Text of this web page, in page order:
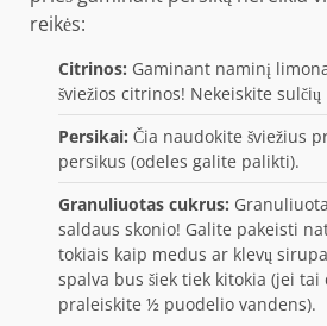
reikės:
Citrinos: Gaminant naminį
šviežios citrinos! Nekeiskite
Persikai: Čia naudokite šviežius
persikus (odeles galite palikti).
Granuliuotas cukrus:
saldaus skonio! Galite pakeisti
tokiais kaip medus ar klevų
spalva bus šiek tiek kitokia (jei
praleiskite ½ puodelio vandens).